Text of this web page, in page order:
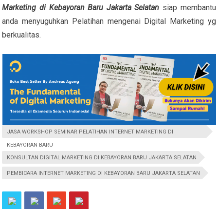
Marketing di Kebayoran Baru Jakarta Selatan siap membantu
anda menyuguhkan Pelatihan mengenai Digital Marketing yg
berkualitas.
JASA WORKSHOP SEMINAR PELATIHAN INTERNET MARKETING DI
KEBAYORAN BARU
KONSULTAN DIGITAL MARKETING DI KEBAYORAN BARU JAKARTA SELATAN
PEMBICARA INTERNET MARKETING DI KEBAYORAN BARU JAKARTA SELATAN